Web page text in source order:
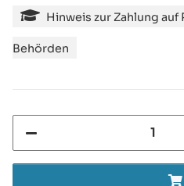
Hinweis zur Zahlung
Behörden